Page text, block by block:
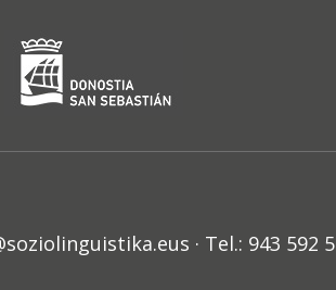
· Tel.: 943 592